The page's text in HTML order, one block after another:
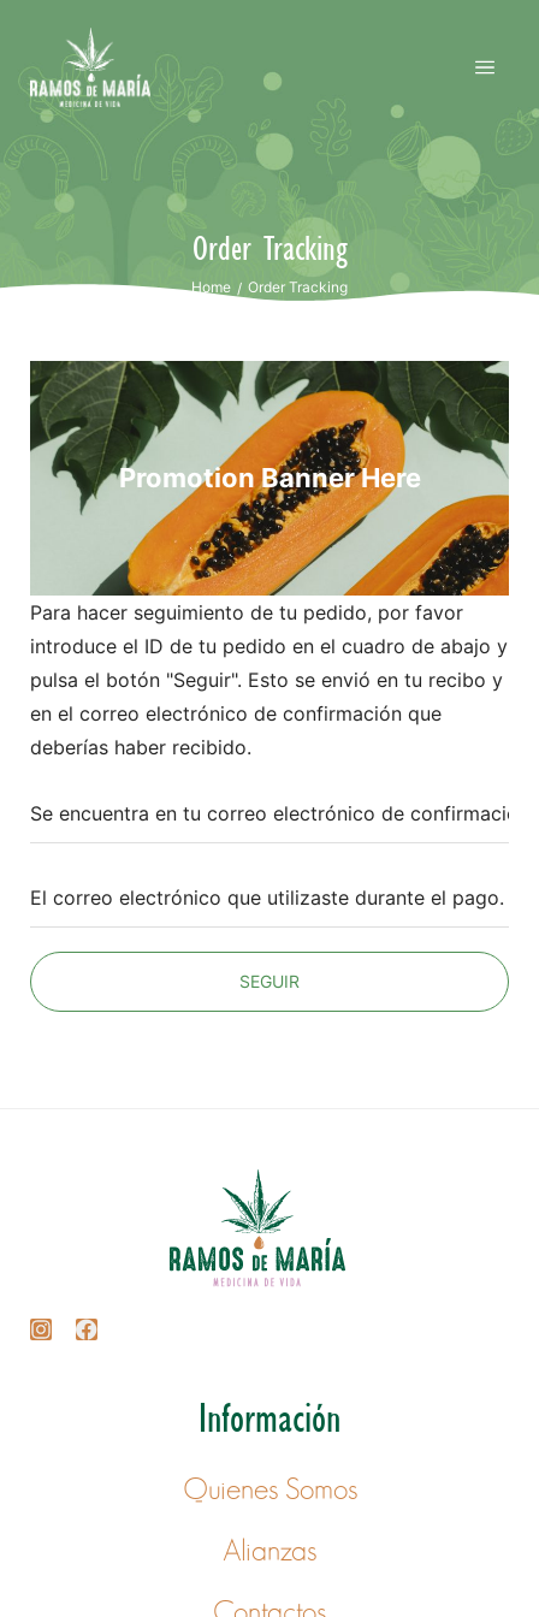
Order Tracking
Home / Order Tracking
Promotion Banner Here
Para hacer seguimiento de tu pedido, por favor
introduce el ID de tu pedido en el cuadro de abajo y
pulsa el botón "Seguir". Esto se envió en tu recibo y
en el correo electrónico de confirmación que
deberías haber recibido.
SEGUIR
Información
Quienes Somos
Alianzas